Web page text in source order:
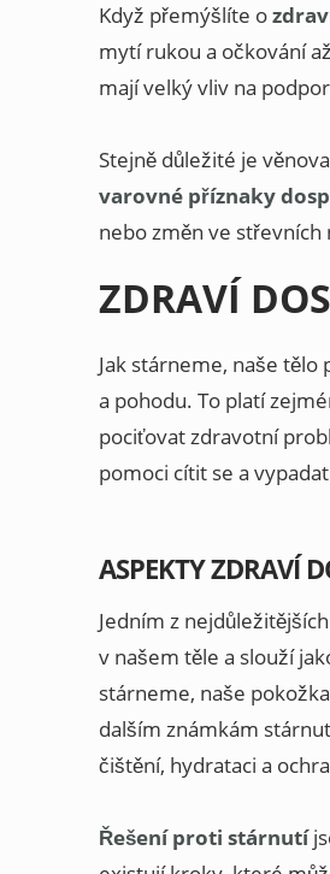
Když přemýšlíte o
mytí rukou a očkování
mají velký vliv na
Stejně důležité je
varovné příznaky
nebo změn ve střevních
ZDRAVÍ
Jak stárneme, naše tělo
a pohodu. To platí
pociťovat zdravotní
pomoci cítit se a
ASPEKTY ZDRAVÍ
Jedním z
v našem těle a slouží
stárneme, naše
dalším známkám
čištění, hydrataci a
Řešení proti stárnutí